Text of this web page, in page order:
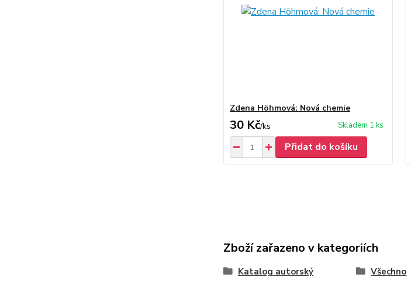
Zdena Höhmová: Nová chemie
30 Kč/ks Skladem 1 ks
Přidat do košíku
Zboží zařazeno v kategoriích
Katalog autorský Všechno